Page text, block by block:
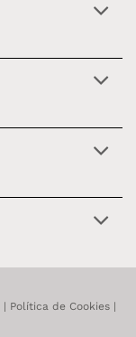
| Política de Cookies|